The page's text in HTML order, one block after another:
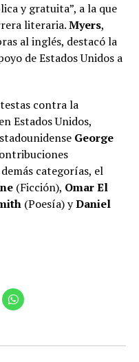
y gratuita”, a la que
literaria.Myers,
al inglés, destacó la
de Estados Unidos a
contra la
Estados Unidos,
George
categorías, el
(Ficción), Omar El
(Poesía) yDaniel